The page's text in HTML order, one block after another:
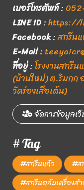
เบอร์โทรศัพท์:
LINE ID:https://
Facebook:สกรีน
E-Mail:
ที่อยู่:โรงงานสกรี
(บ้านใหม่) ต.ริมกก
วัดร่องเสือเต้น)
จัดการข้อมูลเ
# Tag
#สกรีนแก้ว #ส
#สกรีนตลับเครื่องส